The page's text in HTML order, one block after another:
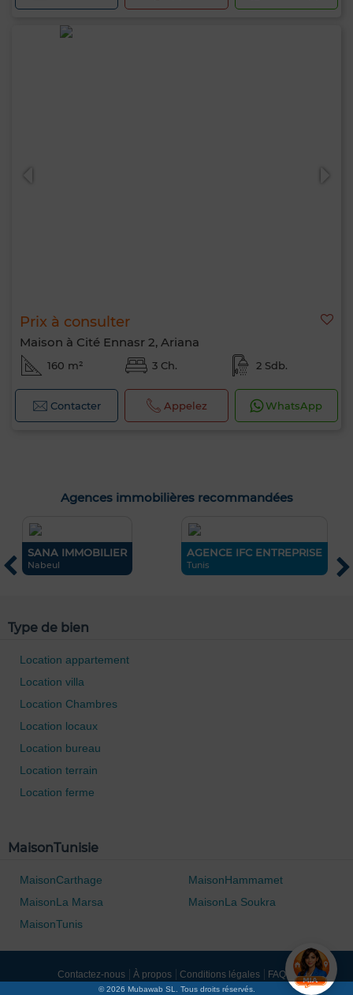
Prix à consulter
Maison à Cité Ennasr 2, Ariana
160 m² 3 Ch. 2 Sdb.
Contacter Appelez WhatsApp
Agences immobilières recommandées
SANA IMMOBILIER
Nabeul
AGENCE IFC ENTREPRISE
Tunis
Type de bien
Location appartement
Location villa
Location Chambres
Location locaux
Location bureau
Location terrain
Location ferme
MaisonTunisie
MaisonCarthage
MaisonHammamet
MaisonLa Marsa
MaisonLa Soukra
MaisonTunis
Contactez-nous À propos Conditions légales FAQ's
© 2026 Mubawab SL. Tous droits réservés.